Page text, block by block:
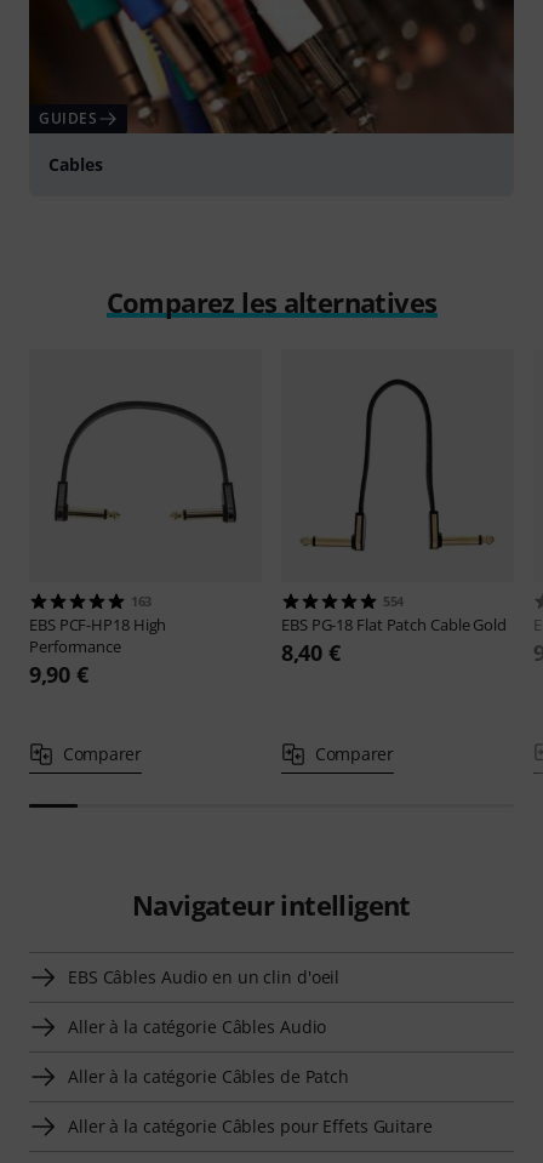
GUIDES
Cables
Comparez les alternatives
163
EBS PCF-HP18 High
Performance
9,90 €
Comparer
554
EBS PG-18 Flat Patch Cable Gold
8,40 €
Comparer
Navigateur intelligent
EBS Câbles Audio en un clin d'oeil
Aller à la catégorie Câbles Audio
Aller à la catégorie Câbles de Patch
Aller à la catégorie Câbles pour Effets Guitare